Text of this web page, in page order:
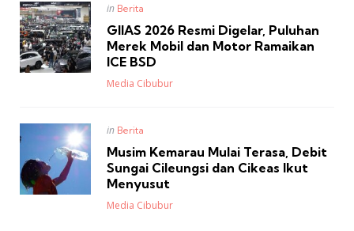
Posted
in Berita
GIIAS 2026 Resmi Digelar, Puluhan
Merek Mobil dan Motor Ramaikan
ICE BSD
Posted
Media Cibubur
Posted
in Berita
Musim Kemarau Mulai Terasa, Debit
Sungai Cileungsi dan Cikeas Ikut
Menyusut
Posted
Media Cibubur